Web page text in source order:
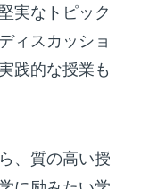
実なトピック
ィスカッショ
践的な授業も
、質の高い授